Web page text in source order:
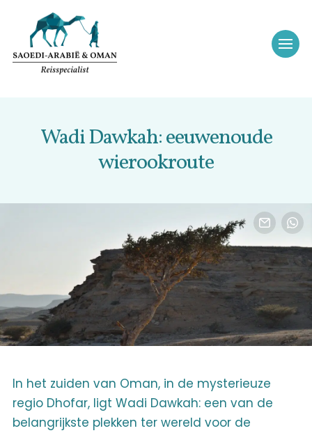
Wadi Dawkah: eeuwenoude
wierookroute
In het zuiden van Oman, in de mysterieuze
regio Dhofar, ligt Wadi Dawkah: een van de
belangrijkste plekken ter wereld voor de